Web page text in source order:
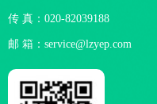
传 真：020-82039188
邮 箱：service@lzyep.com